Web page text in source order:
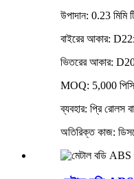
উপাদান: 0.23 মিমি
বাইরের আকার:
ভিতরের আকার:
MOQ: 5,000 পিসি
ব্যবহার: প্রি রোলস বা
অতিরিক্ত কাজ: